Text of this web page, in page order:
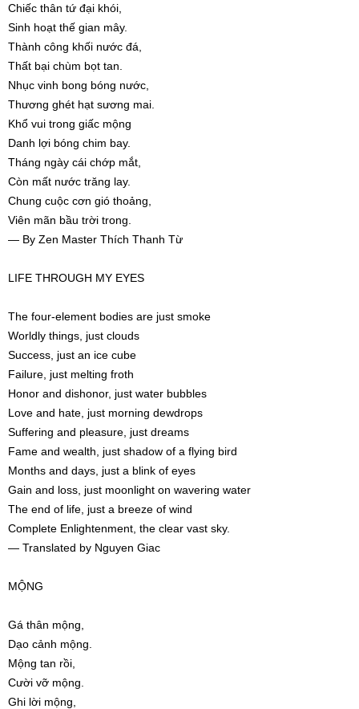
Chiếc thân tứ đại khói,
Sinh hoạt thế gian mây.
Thành công khối nước đá,
Thất bại chùm bọt tan.
Nhục vinh bong bóng nước,
Thương ghét hạt sương mai.
Khổ vui trong giấc mộng
Danh lợi bóng chim bay.
Tháng ngày cái chớp mắt,
Còn mất nước trăng lay.
Chung cuộc cơn gió thoảng,
Viên mãn bầu trời trong.
— By Zen Master Thích Thanh Từ
LIFE THROUGH MY EYES
The four-element bodies are just smoke
Worldly things, just clouds
Success, just an ice cube
Failure, just melting froth
Honor and dishonor, just water bubbles
Love and hate, just morning dewdrops
Suffering and pleasure, just dreams
Fame and wealth, just shadow of a flying bird
Months and days, just a blink of eyes
Gain and loss, just moonlight on wavering water
The end of life, just a breeze of wind
Complete Enlightenment, the clear vast sky.
— Translated by Nguyen Giac
MỘNG
Gá thân mộng,
Dạo cảnh mộng.
Mộng tan rồi,
Cười vỡ mộng.
Ghi lời mộng,